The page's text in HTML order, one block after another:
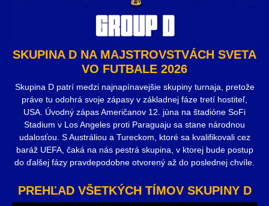
SKUPINA D NA MAJSTROVSTVÁCH SVETA
VO FUTBALE 2026
Skupina D patrí medzi najnapínavejšie skupiny turnaja, pretože
práve tu odohrá svoje zápasy v základnej fáze tretí hostiteľ,
USA. Úvodný zápas Američanov 12. júna na štadióne SoFi
Stadium v Los Angeles proti Paraguaju sa stane národnou
udalosťou. S Austráliou a Tureckom, ktoré sa kvalifikovali cez
baráž UEFA, čaká na nás pestrá skupina, v ktorej bude postup
do ďalšej fázy pravdepodobne otvorený až do poslednej chvíle.
PREHĽAD VŠETKÝCH TÍMOV SKUPINY D